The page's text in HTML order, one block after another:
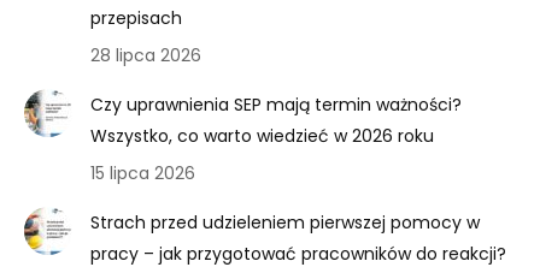
przepisach
28 lipca 2026
Czy uprawnienia SEP mają termin ważności?
Wszystko, co warto wiedzieć w 2026 roku
15 lipca 2026
Strach przed udzieleniem pierwszej pomocy w
pracy – jak przygotować pracowników do reakcji?